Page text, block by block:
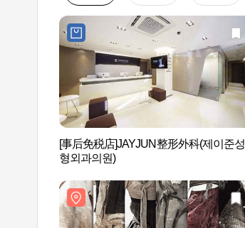
[事后免税店]JAYJUN整形外科(제이준성
형외과의원)